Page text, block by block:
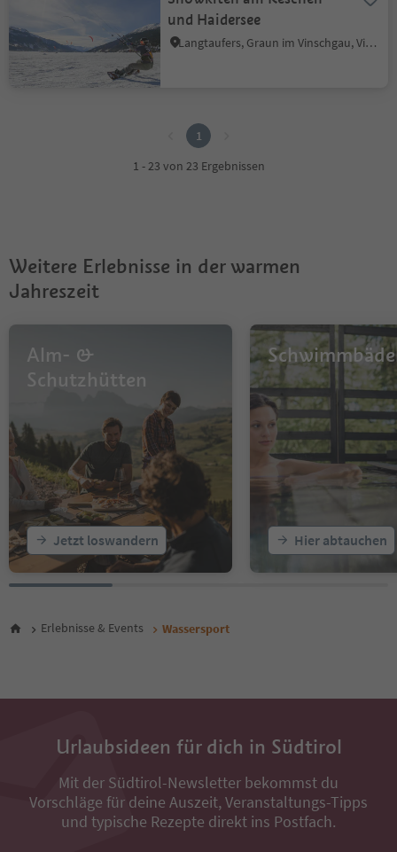
und Haidersee
Langtaufers, Graun im Vinschgau, Vinschgau
1
1 - 23 von 23 Ergebnissen
Weitere Erlebnisse in der warmen
Jahreszeit
Alm- &
Schutzhütten
Jetzt loswandern Hier abtauchen
Erlebnisse & Events Wassersport
Urlaubsideen für dich in Südtirol
Mit der Südtirol-Newsletter bekommst du
Vorschläge für deine Auszeit, Veranstaltungs-Tipps
und typische Rezepte direkt ins Postfach.